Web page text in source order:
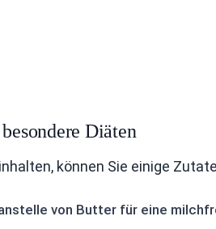
Diäten
können Sie einige
von Butter für eine